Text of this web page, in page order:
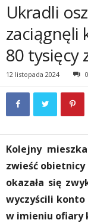
Ukradli
zaciągnęli
80 tysięcy
12 listopada 2024 0
Kolejny
zwieść obietnicy
okazała się
wyczyścili konto
w imieniu ofiary